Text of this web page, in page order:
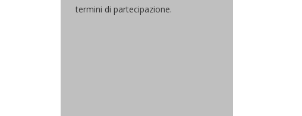
termini di partecipazione.